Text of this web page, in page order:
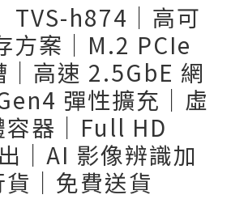
TVS-h874｜高可
方案｜M.2 PCIe
｜高速 2.5GbE 網
彈性擴充｜虛
器｜Full HD
｜AI 影像辨識加
｜免費送貨